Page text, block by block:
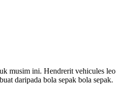
musim ini. Hendrerit vehicules leo
daripada bola sepak bola sepak.